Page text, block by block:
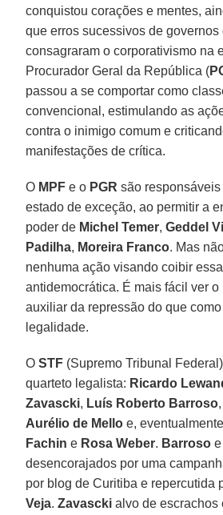
conquistou corações e mentes,
que erros sucessivos de governos
consagraram o corporativismo na
Procurador Geral da República (
passou a se comportar como
convencional, estimulando as
contra o inimigo comum e
manifestações de crítica.
O MPF e o PGR são
estado de exceção, ao permitir a
poder de Michel Temer,Geddel
Padilha, Moreira Franco. Mas
nenhuma ação visando coibir
antidemocrática. É mais fácil ver o
auxiliar da repressão do que
legalidade.
OSTF (Supremo Tribunal
quarteto legalista: Ricardo
Zavascki, Luís Roberto Barroso
Aurélio de Mello e,
Fachin e Rosa Weber. Barroso e
desencorajados por uma
por blog de Curitiba e repercutida
Veja.Zavascki alvo de escrachos